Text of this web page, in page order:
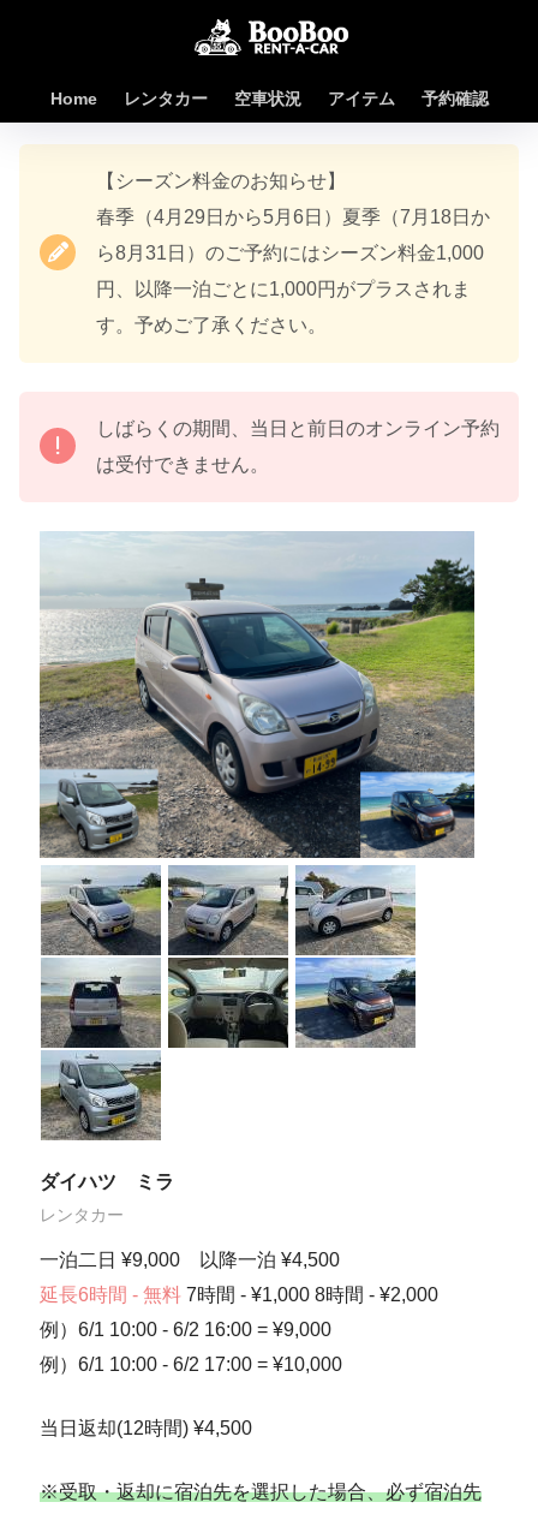
Home レンタカー 空車状況 アイテム 予約確認
【シーズン料金のお知らせ】
春季（4月29日から5月6日）夏季（7月18日か
ら8月31日）のご予約にはシーズン料金1,000
円、以降一泊ごとに1,000円がプラスされま
す。予めご了承ください。
しばらくの期間、当日と前日のオンライン予約
は受付できません。
ダイハツ ミラ
レンタカー
一泊二日 ¥9,000 以降一泊 ¥4,500
延長6時間 - 無料7時間 - ¥1,000 8時間 - ¥2,000
例）6/1 10:00 - 6/2 16:00 = ¥9,000
例）6/1 10:00 - 6/2 17:00 = ¥10,000
当日返却(12時間) ¥4,500
※受取・返却に宿泊先を選択した場合、必ず宿泊先